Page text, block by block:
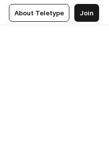
About Teletype Join